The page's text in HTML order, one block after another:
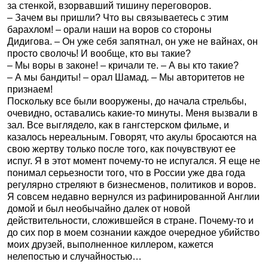
за стенкой, взорвавший тишину переговоров.
– Зачем вы пришли? Что вы связываетесь с этим
барахлом! – орали наши на воров со стороны
Дидигова. – Он уже себя запятнал, он уже не вайнах, он
просто сволочь! И вообще, кто вы такие?
– Мы воры в законе! – кричали те. – А вы кто такие?
– А мы бандиты! – орал Шамад. – Мы авторитетов не
признаем!
Поскольку все были вооружены, до начала стрельбы,
очевидно, оставались какие-то минуты. Меня вызвали в
зал. Все выглядело, как в гангстерском фильме, и
казалось нереальным. Говорят, что акулы бросаются на
свою жертву только после того, как почувствуют ее
испуг. Я в этот момент почему-то не испугался. Я еще не
понимал серьезности того, что в России уже два года
регулярно стреляют в бизнесменов, политиков и воров.
Я совсем недавно вернулся из рафинированной Англии
домой и был необычайно далек от новой
действительности, сложившейся в стране. Почему-то и
до сих пор в моем сознании каждое очередное убийство
моих друзей, выполненное киллером, кажется
нелепостью и случайностью…